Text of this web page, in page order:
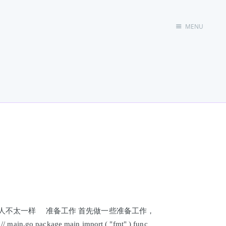
MENU
不太一样 准备工作 首先做一些准备工作，
package main import ( "fmt" ) func